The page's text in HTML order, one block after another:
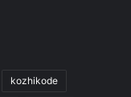
kozhikode